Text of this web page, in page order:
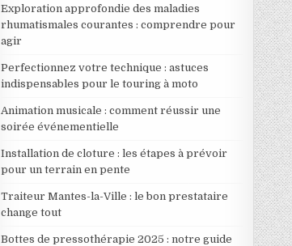
Exploration approfondie des maladies
rhumatismales courantes : comprendre pour
agir
Perfectionnez votre technique : astuces
indispensables pour le touring à moto
Animation musicale : comment réussir une
soirée événementielle
Installation de cloture : les étapes à prévoir
pour un terrain en pente
Traiteur Mantes-la-Ville : le bon prestataire
change tout
Bottes de pressothérapie 2025 : notre guide